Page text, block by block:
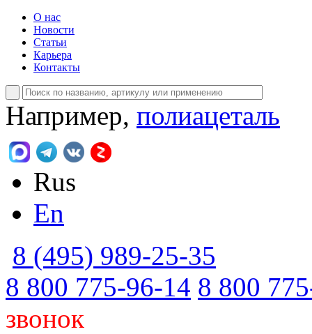
О нас
Новости
Статьи
Карьера
Контакты
Например, полиацеталь
Rus
En
8 (495) 989-25-35
8 800 775-96-14 8 800
звонок